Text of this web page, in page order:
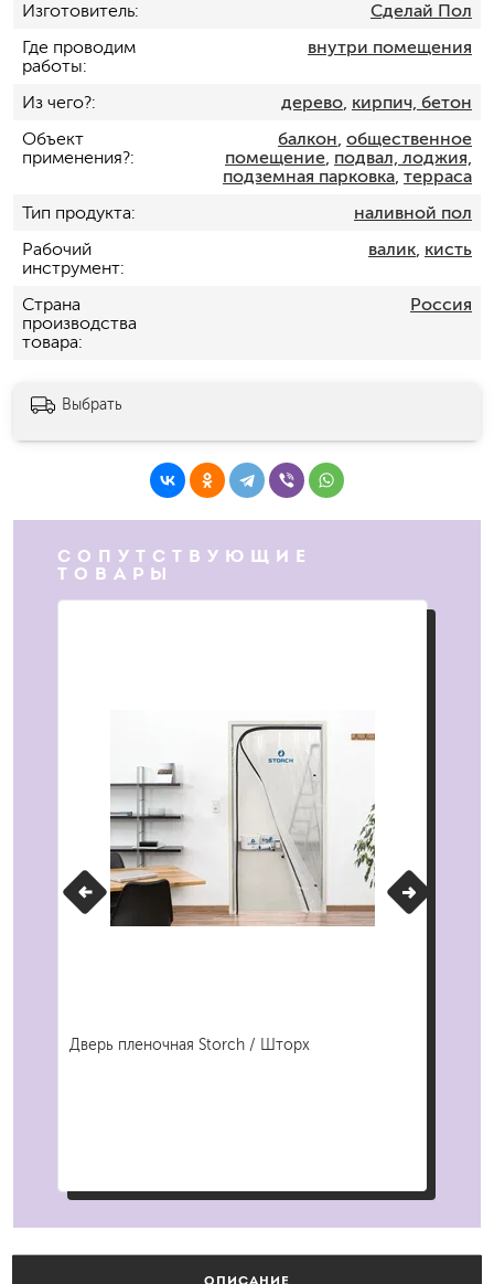
Изготовитель
Сделай Пол
Где проводим
работы
внутри помещения
Из чего? дерево, кирпич, бетон
Объект
применения?
балкон общественное
помещение, подвал, лоджия,
подземная парковка, терраса
Тип продукта
наливной пол
Рабочий
инструмент
валик, кисть
Страна
производства
товара
Россия
Выбрать
СОПУТСТВУЮЩИЕ
ТОВАРЫ
Дверь пленочная Storch / Шторх
ОПИСАНИЕ